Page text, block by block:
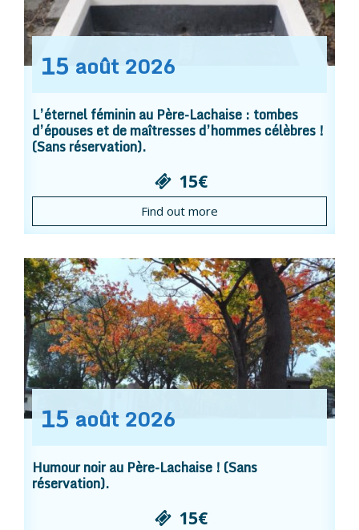
15 août 2026
L’éternel féminin au Père-Lachaise : tombes
d’épouses et de maîtresses d’hommes célèbres !
(Sans réservation).
15€
Find out more
15 août 2026
Humour noir au Père-Lachaise ! (Sans
réservation).
15€